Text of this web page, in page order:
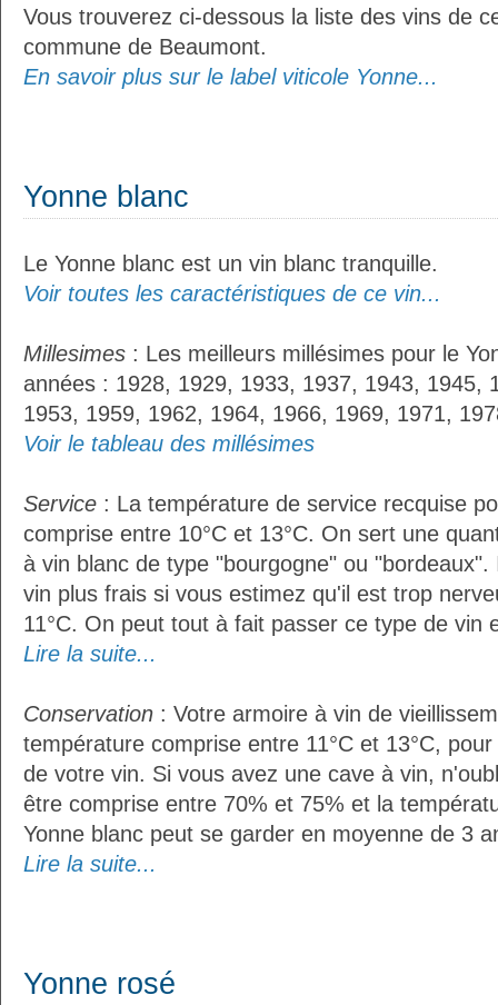
Vous trouverez ci-dessous la liste des vins de
commune de Beaumont.
En savoir plus sur le label viticole Yonne...
Yonne blanc
Le Yonne blanc est un vin blanc tranquille.
Voir toutes les caractéristiques de ce vin...
Millesimes : Les meilleurs millésimes pour le
années : 1928, 1929, 1933, 1937, 1943, 1945,
1953, 1959, 1962, 1964, 1966, 1969, 1971,
Voir le tableau des millésimes
Service : La température de service recquise
comprise entre 10°C et 13°C. On sert une
à vin blanc de type "bourgogne" ou
vin plus frais si vous estimez qu'il est trop
11°C. On peut tout à fait passer ce type de vin
Lire la suite...
Conservation : Votre armoire à vin de
température comprise entre 11°C et 13°C,
de votre vin. Si vous avez une cave à vin,
être comprise entre 70% et 75% et la
Yonne blanc peut se garder en moyenne de 3
Lire la suite...
Yonne rosé